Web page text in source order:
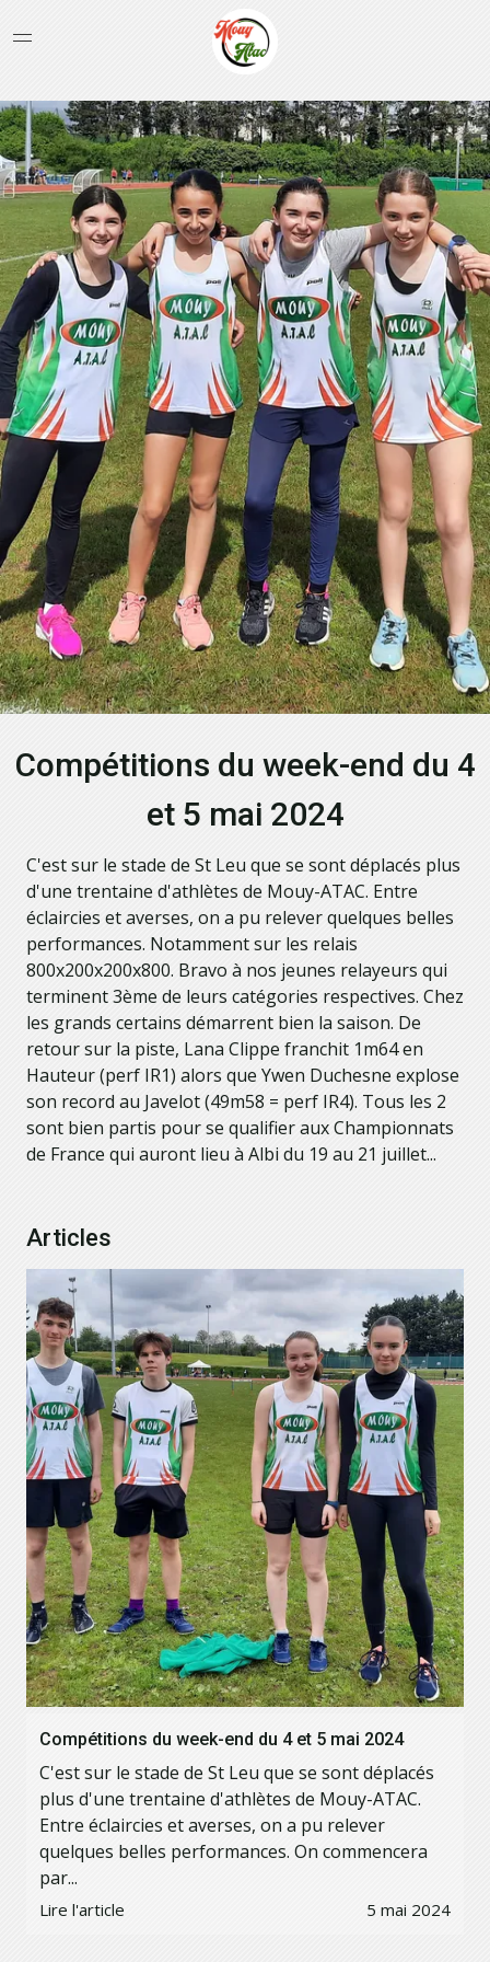
Compétitions du week-end du 4
et 5 mai 2024
C'est sur le stade de St Leu que se sont déplacés plus
d'une trentaine d'athlètes de Mouy-ATAC. Entre
éclaircies et averses, on a pu relever quelques belles
performances. Notamment sur les relais
800x200x200x800. Bravo à nos jeunes relayeurs qui
terminent 3ème de leurs catégories respectives. Chez
les grands certains démarrent bien la saison. De
retour sur la piste, Lana Clippe franchit 1m64 en
Hauteur (perf IR1) alors que Ywen Duchesne explose
son record au Javelot (49m58 = perf IR4). Tous les 2
sont bien partis pour se qualifier aux Championnats
de France qui auront lieu à Albi du 19 au 21 juillet...
Articles
Compétitions du week-end du 4 et 5 mai 2024
C'est sur le stade de St Leu que se sont déplacés
plus d'une trentaine d'athlètes de Mouy-ATAC.
Entre éclaircies et averses, on a pu relever
quelques belles performances. On commencera
par...
Lire l'article 5 mai 2024